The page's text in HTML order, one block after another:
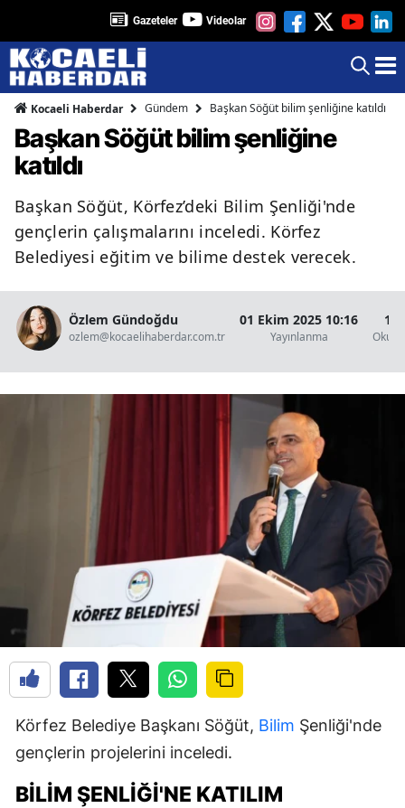
Gazeteler Videolar
Kocaeli Haberdar Gündem Başkan Söğüt bilim şenliğine katıldı
Başkan Söğüt bilim şenliğine
katıldı
Başkan Söğüt, Körfez’deki Bilim Şenliği'nde
gençlerin çalışmalarını inceledi. Körfez
Belediyesi eğitim ve bilime destek verecek.
Özlem Gündoğdu
ozlem@kocaelihaberdar.com.tr
01 Ekim 2025 10:16
Yayınlanma
1
Körfez Belediye Başkanı Söğüt, Bilim Şenliği'nde
gençlerin projelerini inceledi.
BILIM ŞENLIĞI'NE KATILIM